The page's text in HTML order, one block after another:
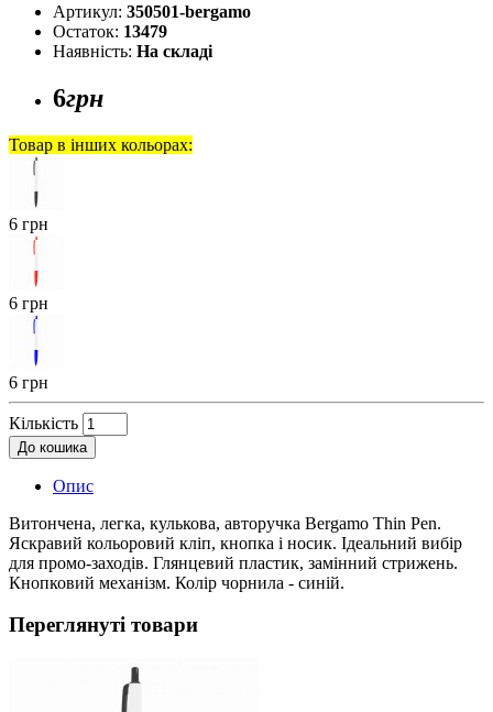
Артикул: 350501-bergamo
Остаток: 13479
Наявність: На складі
6грн
Товар в інших кольорах:
6 грн
6 грн
6 грн
Кількість
До кошика
Опис
Витончена, легка, кулькова, авторучка Bergamo Thin Pen.
Яскравий кольоровий кліп, кнопка і носик. Ідеальний вибір
для промо-заходів. Глянцевий пластик, замінний стрижень.
Кнопковий механізм. Колір чорнила - синій.
Переглянуті товари